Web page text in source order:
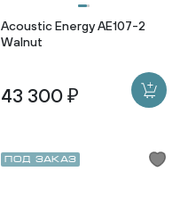
Acoustic Energy AE107-2
Walnut
43 300 ₽
Под заказ